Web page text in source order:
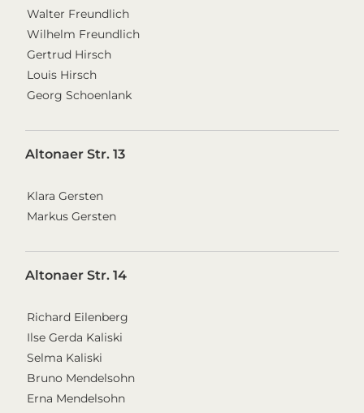
Walter Freundlich
Wilhelm Freundlich
Gertrud Hirsch
Louis Hirsch
Georg Schoenlank
Altonaer Str. 13
Klara Gersten
Markus Gersten
Altonaer Str. 14
Richard Eilenberg
Ilse Gerda Kaliski
Selma Kaliski
Bruno Mendelsohn
Erna Mendelsohn